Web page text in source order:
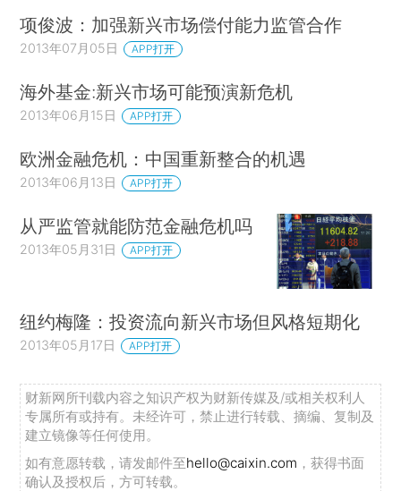
项俊波：加强新兴市场偿付能力监管合作
2013年07月05日 APP打开
海外基金:新兴市场可能预演新危机
2013年06月15日 APP打开
欧洲金融危机：中国重新整合的机遇
2013年06月13日 APP打开
从严监管就能防范金融危机吗
2013年05月31日 APP打开
纽约梅隆：投资流向新兴市场但风格短期化
2013年05月17日 APP打开
财新网所刊载内容之知识产权为财新传媒及/或相关权利人
专属所有或持有。未经许可，禁止进行转载、摘编、复制及
建立镜像等任何使用。
如有意愿转载，请发邮件至hello@caixin.com ，获得书面
确认及授权后，方可转载。